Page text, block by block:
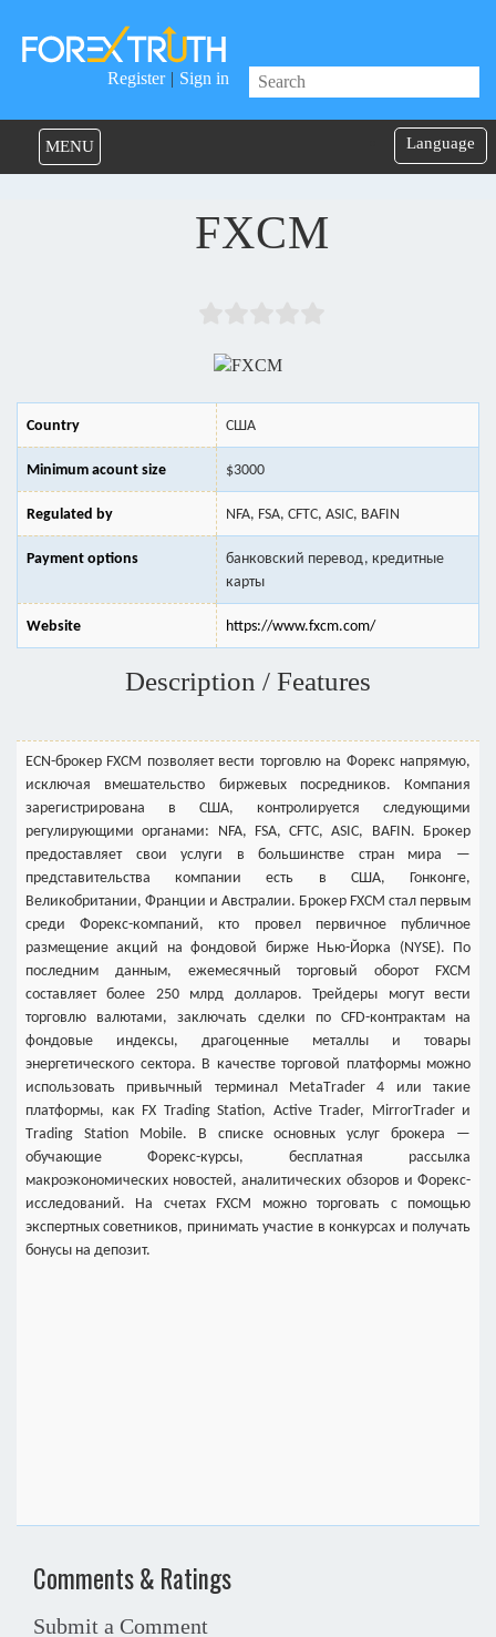
Register | Sign in
Language
MENU
FXCM
Country США
Minimum acount size $3000
Regulated by NFA, FSA, CFTC, ASIC, BAFIN
Payment options
банковский перевод, кредитные
карты
Website https://www.fxcm.com/
Description / Features
ECN-брокер FXCM позволяет вести торговлю на Форекс напрямую,
исключая вмешательство биржевых посредников. Компания
зарегистрирована в США, контролируется следующими
регулирующими органами: NFA, FSA, CFTC, ASIC, BAFIN. Брокер
предоставляет свои услуги в большинстве стран мира —
представительства компании есть в США, Гонконге,
Великобритании, Франции и Австралии. Брокер FXCM стал первым
среди Форекс-компаний, кто провел первичное публичное
размещение акций на фондовой бирже Нью-Йорка (NYSE). По
последним данным, ежемесячный торговый оборот FXCM
составляет более 250 млрд долларов. Трейдеры могут вести
торговлю валютами, заключать сделки по CFD-контрактам на
фондовые индексы, драгоценные металлы и товары
энергетического сектора. В качестве торговой платформы можно
использовать привычный терминал MetaТrader 4 или такие
платформы, как FX Trading Station, Аctive Тrader, MirrorТrader и
Тrading Station Мobile. В списке основных услуг брокера —
обучающие Форекс-курсы, бесплатная рассылка
макроэкономических новостей, аналитических обзоров и Форекс-
исследований. На счетах FXCM можно торговать с помощью
экспертных советников, принимать участие в конкурсах и получать
бонусы на депозит.
Comments & Ratings
Submit a Comment